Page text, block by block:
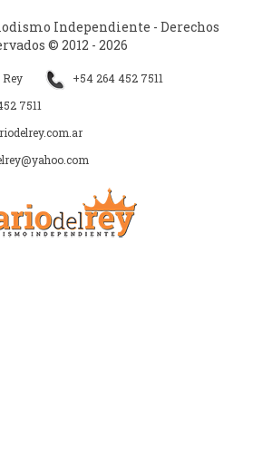
Independiente - Derechos
© 2012 - 2026
Rey
+54 264 452 7511
7511